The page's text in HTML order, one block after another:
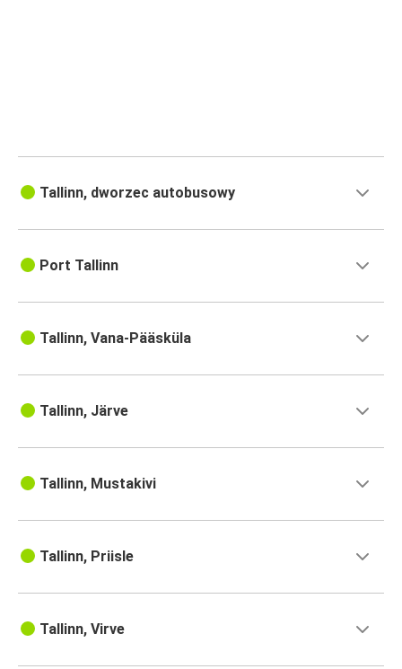
Tallinn, dworzec autobusowy
Port Tallinn
Tallinn, Vana-Pääsküla
Tallinn, Järve
Tallinn, Mustakivi
Tallinn, Priisle
Tallinn, Virve